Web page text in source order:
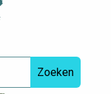
Zoeken